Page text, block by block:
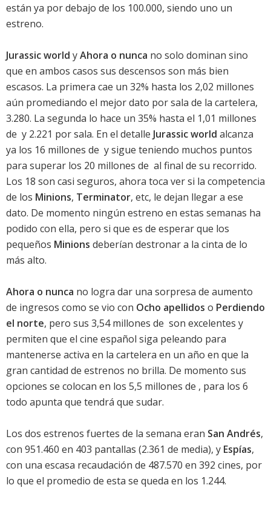
están ya por debajo de los 100.000, siendo uno un
estreno.
Jurassic world yAhora o nunca no solo dominan sino
que en ambos casos sus descensos son más bien
escasos. La primera cae un 32% hasta los 2,02 millones
aún promediando el mejor dato por sala de la cartelera,
3.280. La segunda lo hace un 35% hasta el 1,01 millones
de  y 2.221 por sala. En el detalle Jurassic world alcanza
ya los 16 millones de  y sigue teniendo muchos puntos
para superar los 20 millones de  al final de su recorrido.
Los 18 son casi seguros, ahora toca ver si la competencia
de los Minions, Terminator, etc, le dejan llegar a ese
dato. De momento ningún estreno en estas semanas ha
podido con ella, pero si que es de esperar que los
pequeños Minions deberían destronar a la cinta de lo
más alto.
Ahora o nunca no logra dar una sorpresa de aumento
de ingresos como se vio con Ocho apellidos o Perdiendo
el norte, pero sus 3,54 millones de  son excelentes y
permiten que el cine español siga peleando para
mantenerse activa en la cartelera en un año en que la
gran cantidad de estrenos no brilla. De momento sus
opciones se colocan en los 5,5 millones de , para los 6
todo apunta que tendrá que sudar.
Los dos estrenos fuertes de la semana eran San Andrés,
con 951.460 en 403 pantallas (2.361 de media), y Espías,
con una escasa recaudación de 487.570 en 392 cines, por
lo que el promedio de esta se queda en los 1.244.